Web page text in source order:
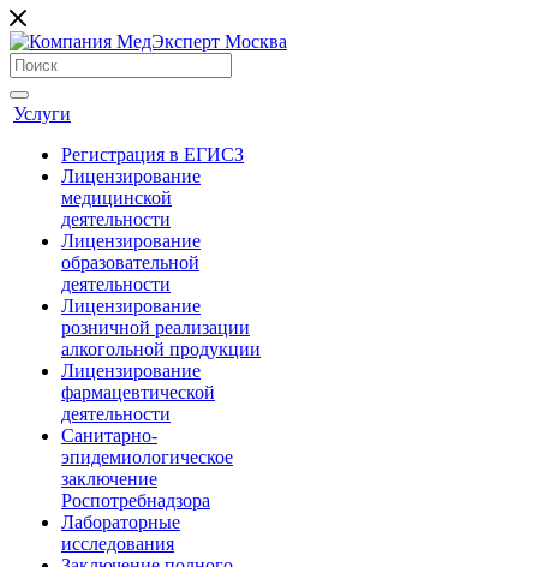
Услуги
Регистрация в ЕГИСЗ
Лицензирование
медицинской
деятельности
Лицензирование
образовательной
деятельности
Лицензирование
розничной реализации
алкогольной продукции
Лицензирование
фармацевтической
деятельности
Санитарно-
эпидемиологическое
заключение
Роспотребнадзора
Лабораторные
исследования